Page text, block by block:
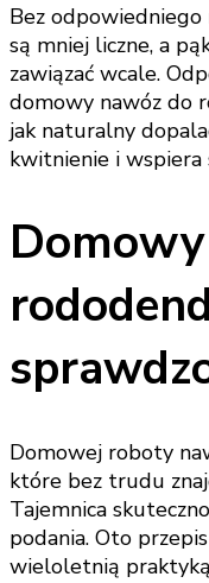
Bez odpowiedniego
są mniej liczne, a
zawiązać wcale.
domowy nawóz do
jak naturalny
kwitnienie i
Domowej roboty
które bez trudu
Tajemnica
podania. Oto
wieloletnią